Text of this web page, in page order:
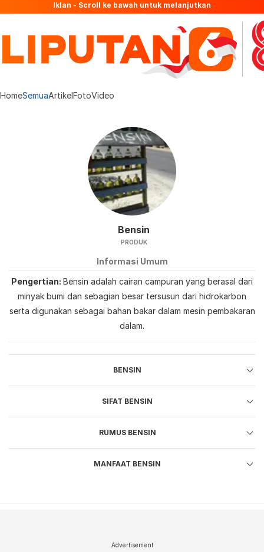
Iklan - Scroll ke bawah untuk melanjutkan
HomeSemuaArtikelFotoVideo
Bensin
PRODUK
Informasi Umum
Pengertian Bensin adalah cairan campuran yang berasal dari
minyak bumi dan sebagian besar tersusun dari hidrokarbon
serta digunakan sebagai bahan bakar dalam mesin pembakaran
dalam.
BENSIN
SIFAT BENSIN
RUMUS BENSIN
MANFAAT BENSIN
Advertisement